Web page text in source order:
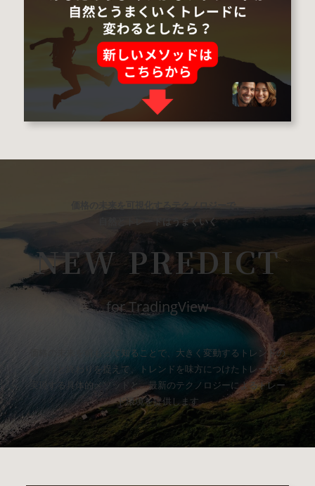
価格の未来を可視化するテクノロジーで、
自然とトレードはうまくいく
NEW PREDICT
for TradingView
価格の未来を前もって知ることで、大きく変動するトレンドの
始まりと終わりを捉えて、トレンドを味方につけたトレードを
実現する具体的メソッドと、最新のテクノロジーによるトレー
ド環境を提供します